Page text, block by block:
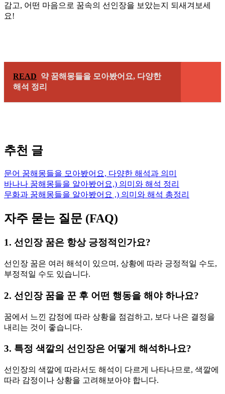
감고, 어떤 마음으로 꿈속의 선인장을 보았는지 되새겨보세
요!
READ 약 꿈해몽들을 모아봤어요, 다양한
해석 정리
추천 글
문어 꿈해몽들을 모아봤어요, 다양한 해석과 의미
바나나 꿈해몽들을 알아봤어요,) 의미와 해석 정리
무화과 꿈해몽들을 알아봤어요 ,) 의미와 해석 총정리
자주 묻는 질문 (FAQ)
1. 선인장 꿈은 항상 긍정적인가요?
선인장 꿈은 여러 해석이 있으며, 상황에 따라 긍정적일 수도,
부정적일 수도 있습니다.
2. 선인장 꿈을 꾼 후 어떤 행동을 해야 하나요?
꿈에서 느낀 감정에 따라 상황을 점검하고, 보다 나은 결정을
내리는 것이 좋습니다.
3. 특정 색깔의 선인장은 어떻게 해석하나요?
선인장의 색깔에 따라서도 해석이 다르게 나타나므로, 색깔에
따라 감정이나 상황을 고려해보아야 합니다.